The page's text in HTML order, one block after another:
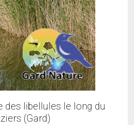
des libellules le long du
(Gard)